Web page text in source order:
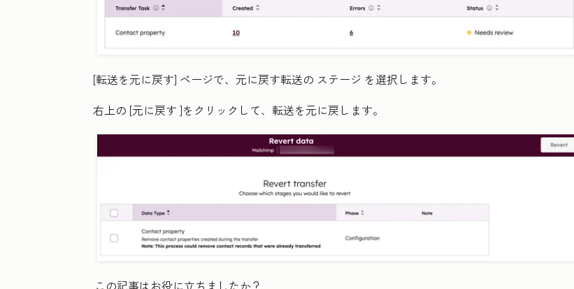
[転送を元に戻す] ページで、元に戻す転送の ステージ を選択します。
右上の [元に戻す ]をクリックして、転送を元に戻します。